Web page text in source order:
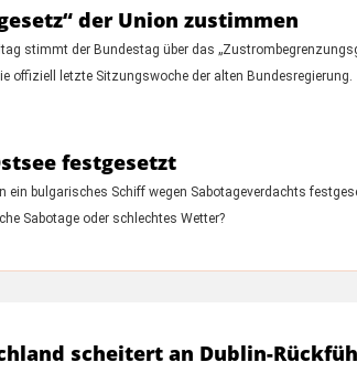
der Union zustimmen
stimmt der Bundestag über das
offiziell letzte Sitzungswoche der alten Bundesregierung.
festgesetzt
ein bulgarisches Schiff wegen Sabotageverdachts
Sabotage oder schlechtes Wetter?
scheitert an Dublin-